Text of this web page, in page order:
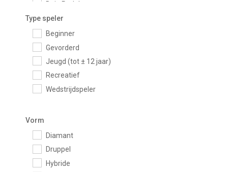
Daiz Padel
Drop Shot
Franklin
Gladiator
Siux
Tigre Padel
Tuyo
Type speler
Beginner
Gevorderd
Jeugd (tot ± 12 jaar)
Recreatief
Wedstrijdspeler
Vorm
Diamant
Druppel
Hybride